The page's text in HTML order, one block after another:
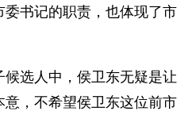
书记的职责，也体现了市
选人中，侯卫东无疑是让
意，不希望侯卫东这位前市